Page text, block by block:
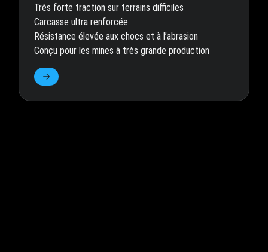
Très forte traction sur terrains difficiles
Carcasse ultra renforcée
Résistance élevée aux chocs et à l’abrasion
Conçu pour les mines à très grande production